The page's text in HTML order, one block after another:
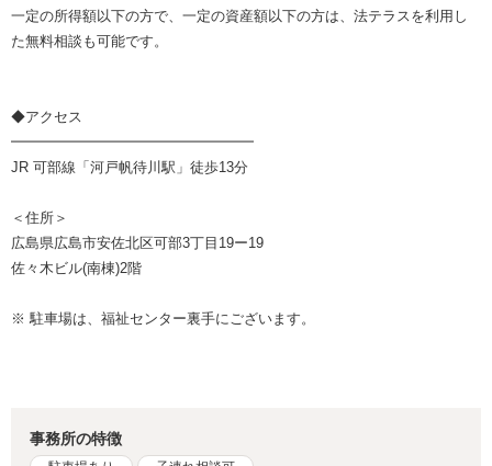
一定の所得額以下の方で、一定の資産額以下の方は、法テラスを利用し
た無料相談も可能です。
◆アクセス
━━━━━━━━━━━━━━━━━
JR 可部線「河戸帆待川駅」徒歩13分
＜住所＞
広島県広島市安佐北区可部3丁目19ー19
佐々木ビル(南棟)2階
※ 駐車場は、福祉センター裏手にございます。
事務所の特徴